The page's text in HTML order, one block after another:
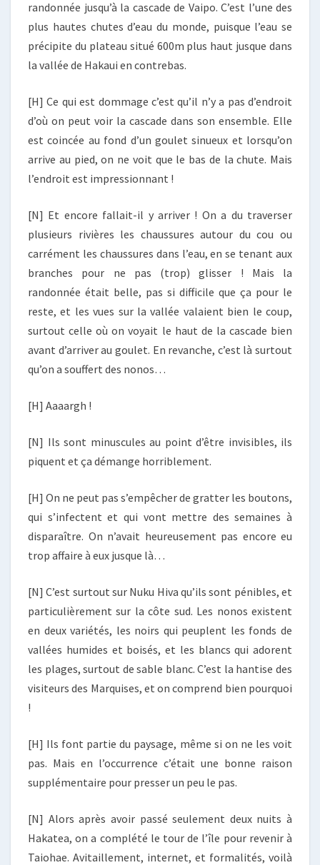
randonnée jusqu’à la cascade de Vaipo. C’est l’une des
plus hautes chutes d’eau du monde, puisque l’eau se
précipite du plateau situé 600m plus haut jusque dans
la vallée de Hakaui en contrebas.
[H] Ce qui est dommage c’est qu’il n’y a pas d’endroit
d’où on peut voir la cascade dans son ensemble. Elle
est coincée au fond d’un goulet sinueux et lorsqu’on
arrive au pied, on ne voit que le bas de la chute. Mais
l’endroit est impressionnant !
[N] Et encore fallait-il y arriver ! On a du traverser
plusieurs rivières les chaussures autour du cou ou
carrément les chaussures dans l’eau, en se tenant aux
branches pour ne pas (trop) glisser ! Mais la
randonnée était belle, pas si difficile que ça pour le
reste, et les vues sur la vallée valaient bien le coup,
surtout celle où on voyait le haut de la cascade bien
avant d’arriver au goulet. En revanche, c’est là surtout
qu’on a souffert des nonos…
[H] Aaaargh !
[N] Ils sont minuscules au point d’être invisibles, ils
piquent et ça démange horriblement.
[H] On ne peut pas s’empêcher de gratter les boutons,
qui s’infectent et qui vont mettre des semaines à
disparaître. On n’avait heureusement pas encore eu
trop affaire à eux jusque là…
[N] C’est surtout sur Nuku Hiva qu’ils sont pénibles, et
particulièrement sur la côte sud. Les nonos existent
en deux variétés, les noirs qui peuplent les fonds de
vallées humides et boisés, et les blancs qui adorent
les plages, surtout de sable blanc. C’est la hantise des
visiteurs des Marquises, et on comprend bien pourquoi
!
[H] Ils font partie du paysage, même si on ne les voit
pas. Mais en l’occurrence c’était une bonne raison
supplémentaire pour presser un peu le pas.
[N] Alors après avoir passé seulement deux nuits à
Hakatea, on a complété le tour de l’île pour revenir à
Taiohae. Avitaillement, internet, et formalités, voilà